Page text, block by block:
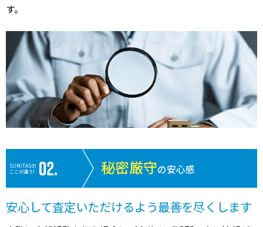
す。
SUMiTASの
ここが違う!
秘密厳守の安心感
安心して査定いただけるよう最善を尽くします